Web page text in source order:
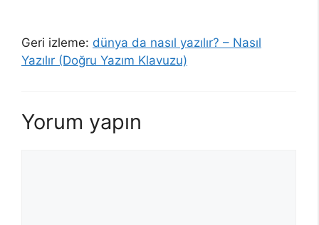
Geri izleme: dünya da nasıl yazılır? – Nasıl
Yazılır (Doğru Yazım Klavuzu)
Yorum yapın